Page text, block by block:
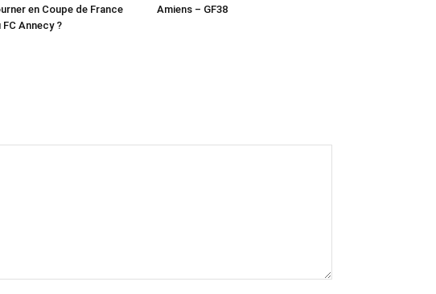
en Coupe de France
Annecy ?
Amiens – GF38